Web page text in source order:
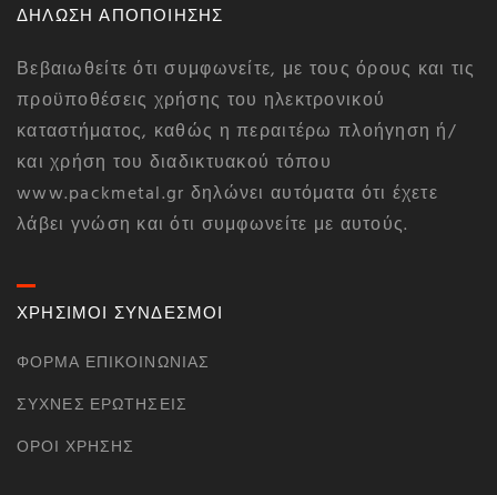
ΔΗΛΩΣΗ ΑΠΟΠΟΙΗΣΗΣ
Βεβαιωθείτε ότι συμφωνείτε, με τους όρους και τις
προϋποθέσεις χρήσης του ηλεκτρονικού
καταστήματος, καθώς η περαιτέρω πλοήγηση ή/
και χρήση του διαδικτυακού τόπου
www.packmetal.gr δηλώνει αυτόματα ότι έχετε
λάβει γνώση και ότι συμφωνείτε με αυτούς.
ΧΡΗΣΙΜΟΙ ΣΥΝΔΕΣΜΟΙ
ΦΌΡΜΑ ΕΠΙΚΟΙΝΩΝΊΑΣ
ΣΥΧΝΈΣ ΕΡΩΤΉΣΕΙΣ
ΌΡΟΙ ΧΡΉΣΗΣ